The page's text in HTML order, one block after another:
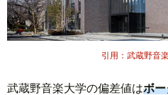
引用：武蔵野音
武蔵野音楽大学の偏差値はボ